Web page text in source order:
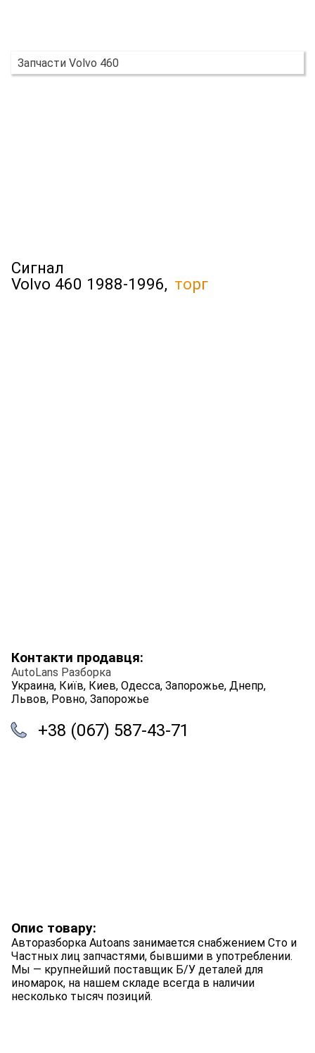
Запчасти Volvo 460
Сигнал
Volvo 460 1988-1996, торг
Контакти продавця:
AutoLans Разборка
Украина, Київ, Киев, Одесса, Запорожье, Днепр,
Львов, Ровно, Запорожье
+38 (067) 587-43-71
Опис товару:
Авторазборка Autoans занимается снабжением Сто и
Частных лиц запчастями, бывшими в употреблении.
Мы — крупнейший поставщик Б/У деталей для
иномарок, на нашем складе всегда в наличии
несколько тысяч позиций.